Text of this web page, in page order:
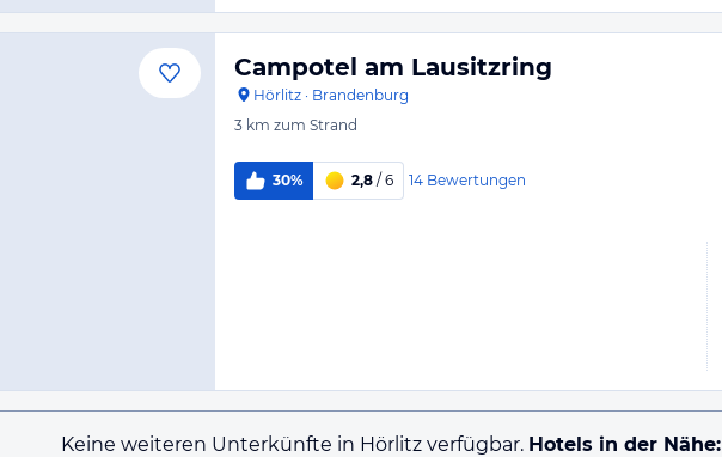
Campotel am Lausitzring
Hörlitz · Brandenburg
3 km zum Strand
30% 2,8 / 6 14 Bewertungen
Keine weiteren Unterkünfte in Hörlitz verfügbar. Hotels in der Nähe: